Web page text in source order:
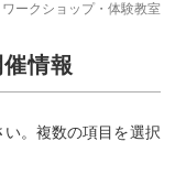
ワークショップ・体験教室
情報
。複数の項目を選択